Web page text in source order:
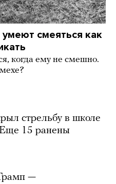
смеяться как
когда ему не смешно.
стрельбу в школе
Еще 15 ранены
—